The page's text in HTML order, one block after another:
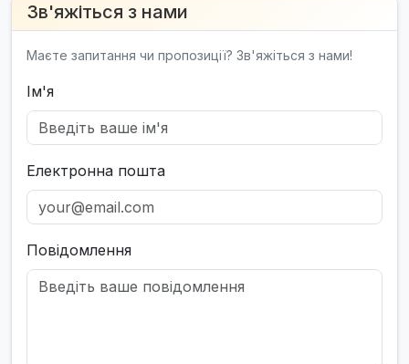
Зв'яжіться з нами
Маєте запитання чи пропозиції? Зв'яжіться з нами!
Ім'я
Електронна пошта
Повідомлення